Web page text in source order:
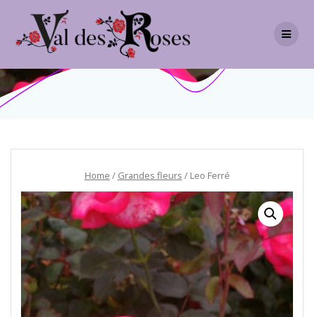
content
Home / Grandes fleurs / Leo Ferré